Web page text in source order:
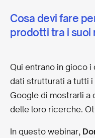
Cosa devi fare
prodotti tra i suoi
Qui entrano in gioco
dati strutturati a tutti
Google di mostrarli a
delle loro ricerche.
In questo webinar,